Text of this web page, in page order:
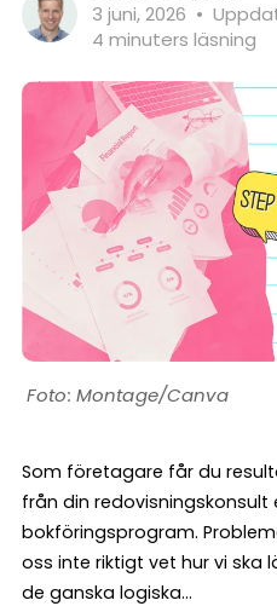
3 juni, 2026 •
4 minuters läsning
Montage/Canva
Som företagare får du
från din redovisningskonsult
bokföringsprogram.
oss inte riktigt vet hur vi ska
de ganska logiska...